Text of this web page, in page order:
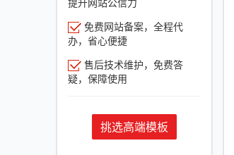
免费网站备案，全程代
办，省心便捷
售后技术维护，免费答
疑，保障使用
挑选高端模板